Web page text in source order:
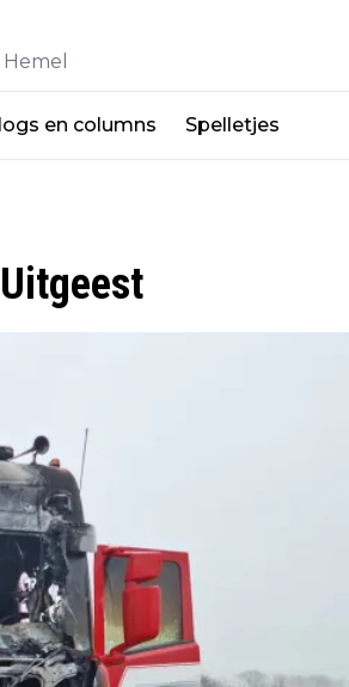
en columns Spelletjes